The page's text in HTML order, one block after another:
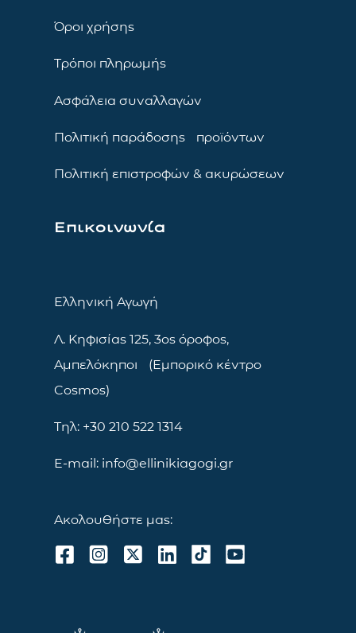
Όροι χρήσης
Τρόποι πληρωμής
Ασφάλεια συναλλαγών
Πολιτική παράδοσης προϊόντων
Πολιτική επιστροφών & ακυρώσεων
Επικοινωνία
Ελληνική Αγωγή
Λ. Κηφισίας 125, 3ος όροφος,
Αμπελόκηποι (Εμπορικό κέντρο
Cosmos)
Τηλ: +30 210 522 1314
E-mail: info@ellinikiagogi.gr
Ακολουθήστε μας: